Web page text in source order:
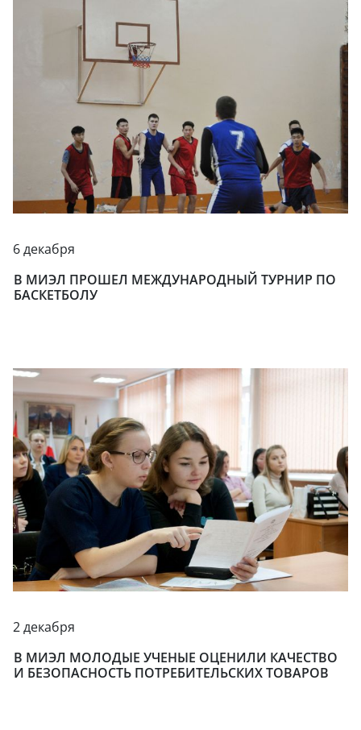
6 декабря
В МИЭЛ ПРОШЕЛ МЕЖДУНАРОДНЫЙ ТУРНИР ПО
БАСКЕТБОЛУ
2 декабря
В МИЭЛ МОЛОДЫЕ УЧЕНЫЕ ОЦЕНИЛИ КАЧЕСТВО
И БЕЗОПАСНОСТЬ ПОТРЕБИТЕЛЬСКИХ ТОВАРОВ